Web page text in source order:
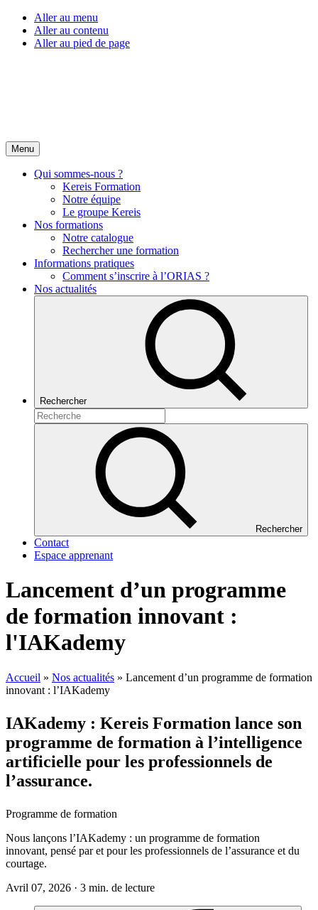
Aller au menu
Aller au contenu
Aller au pied de page
Menu
Qui sommes-nous ?
Kereis Formation
Notre équipe
Le groupe Kereis
Nos formations
Notre catalogue
Rechercher une formation
Informations pratiques
Comment s’inscrire à l’ORIAS ?
Nos actualités
Rechercher
Rechercher
Contact
Espace apprenant
Lancement d’un programme
de formation innovant :
l'IAKademy
Accueil » Nos actualités » Lancement d’un programme de formation
innovant : l’IAKademy
IAKademy : Kereis Formation lance son
programme de formation à l’intelligence
artificielle pour les professionnels de
l’assurance.
Programme de formation
Nous lançons l’IAKademy : un programme de formation
innovant, pensé par et pour les professionnels de l’assurance et du
courtage.
Avril 07, 2026 · 3 min. de lecture